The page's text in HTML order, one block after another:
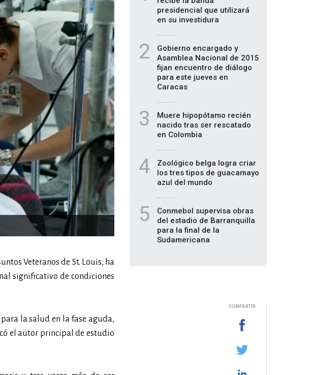
Veteranos de St. Louis, ha
significativo de condiciones
la salud en la fase aguda,
el autor principal de estudio
presidencial que utilizará
en su investidura
2
Gobierno encargado y
Asamblea Nacional de 2015
fijan encuentro de diálogo
para este jueves en
Caracas
3
Muere hipopótamo recién
nacido tras ser rescatado
en Colombia
4
Zoológico belga logra criar
los tres tipos de guacamayo
azul del mundo
5
Conmebol supervisa obras
del estadio de Barranquilla
para la final de la
Sudamericana
COMPARTIR